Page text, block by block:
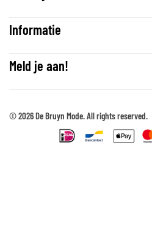
Informatie
Meld je aan!
© 2026 De Bruyn Mode. All rights reserved.